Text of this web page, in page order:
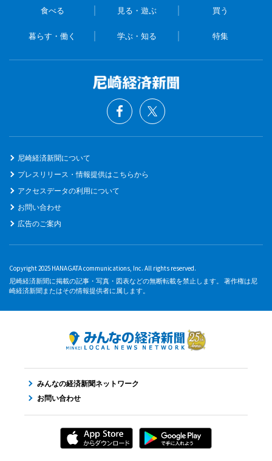
食べる 見る・遊ぶ 買う
暮らす・働く 学ぶ・知る 特集
尼崎経済新聞について
プレスリリース・情報提供はこちらから
アクセスデータの利用について
お問い合わせ
広告のご案内
Copyright 2025 HANAGATA communications, Inc. All rights reserved.
尼崎経済新聞に掲載の記事・写真・図表などの無断転載を禁止します。 著作権は尼
崎経済新聞またはその情報提供者に属します。
みんなの経済新聞ネットワーク
お問い合わせ